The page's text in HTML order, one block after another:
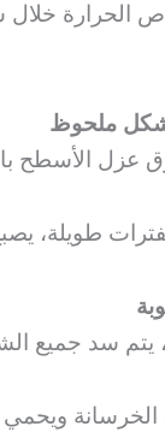
الحرارة
عزل الأسطح
طويلة،
سد جميع
الخرسانة